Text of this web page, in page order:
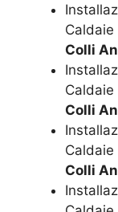
Caldaie
Colli
Caldaie
Colli
Caldaie
Colli